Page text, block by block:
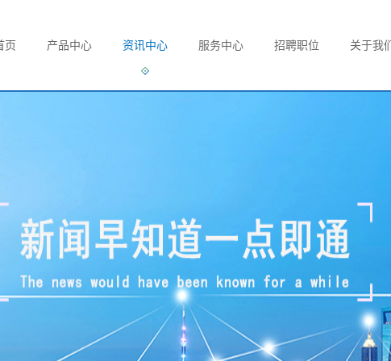
页 产品中心 资讯中心 服务中心 招聘职位 关于我们